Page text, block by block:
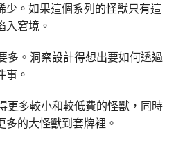
少。如果這個系列的怪獸只有這
入窘境。
多。洞察設計得想出要如何透過
事。
更多較小和較低費的怪獸，同時
的大怪獸到套牌裡。